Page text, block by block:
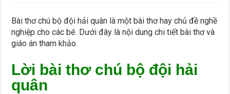
Bài thơ chú bộ đội hải quân là một bài thơ hay chủ đề nghề
nghiệp cho các bé. Dưới đây là nội dung chi tiết bài thơ và
giáo án tham khảo.
Lời bài thơ chú bộ đội hải
quân